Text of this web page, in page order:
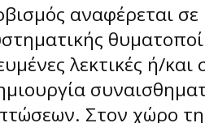
αναφέρεται
λεκτικές ή/και
Στον χώρο